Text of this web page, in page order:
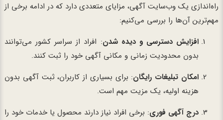
راه‌اندازی یک وب‌سایت آگهی، مزایای متعددی دارد که در ادامه برخی از
مهم‌ترین آن‌ها را بررسی می‌کنیم:
افزایش دسترسی و دیده شدن: افراد از سراسر کشور می‌توانند
بدون محدودیت زمانی و مکانی آگهی خود را ثبت کنند.
امکان تبلیغات رایگان: برای بسیاری از کاربران، ثبت آگهی بدون
هزینه اولیه، یک مزیت مهم است.
درج آگهی فوری: برخی افراد نیاز دارند محصول یا خدمات خود را